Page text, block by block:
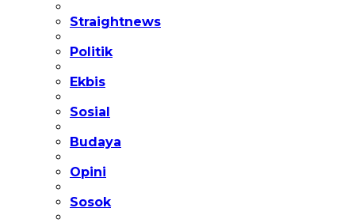
Straightnews
Politik
Ekbis
Sosial
Budaya
Opini
Sosok